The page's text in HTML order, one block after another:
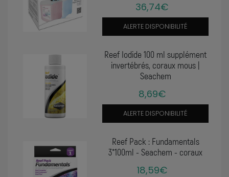
36,74€
ALERTE DISPONIBILITÉ
Reef Iodide 100 ml supplément
invertébrés, coraux mous |
Seachem
8,69€
ALERTE DISPONIBILITÉ
Reef Pack : Fundamentals
3*100ml - Seachem - coraux
18,59€